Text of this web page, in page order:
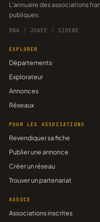
L'annuaire des associations françaises, construit sur les données
publiques.
RNA / JOAFE / SIRENE
EXPLORER
Départements
Explorateur
Annonces
Réseaux
POUR LES ASSOCIATIONS
Revendiquer sa fiche
Publier une annonce
Créer un réseau
Trouver un partenariat
ASSOCE
Associations inscrites